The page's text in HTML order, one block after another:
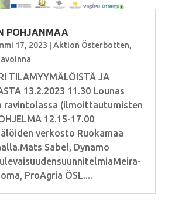
POHJANMAA
17, 2023 Aktion Österbotten,
TILAMYYMÄLÖISTÄ JA
13.2.2023 11.30 Lounas
ravintolassa (ilmoittautumisten
12.15-17.00
verkosto Ruokamaa
Sabel, Dynamo
ProAgria ÖSL....